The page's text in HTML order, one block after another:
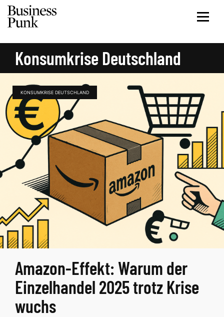
Konsumkrise Deutschland
KONSUMKRISE DEUTSCHLAND
Amazon-Effekt: Warum der
Einzelhandel 2025 trotz Krise
wuchs